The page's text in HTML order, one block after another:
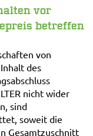
vor
betreffen
von
des
nicht wider
sind
soweit die
Gesamtzuschnitt